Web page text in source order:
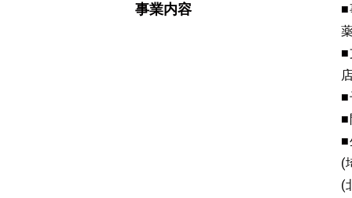
事業内容
■
■
■
■
■
(
(